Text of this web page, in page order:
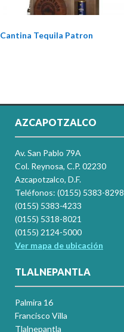
Cantina Tequila Patron
AZCAPOTZALCO
Av. San Pablo 79A
Col. Reynosa, C.P. 02230
Azcapotzalco, D.F.
Teléfonos: (0155) 5383-8298
(0155) 5383-4233
(0155) 5318-8021
(0155) 2124-5000
Ver mapa de ubicación
TLALNEPANTLA
Palmira 16
Francisco Villa
Tlalnepantla